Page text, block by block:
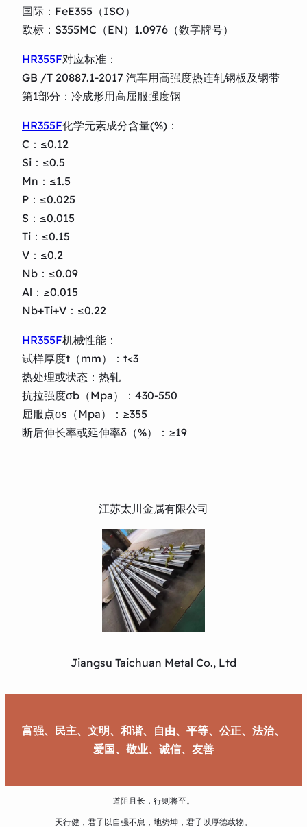
国际：FeE355（ISO）
欧标：S355MC（EN）1.0976（数字牌号）
HR355F对应标准：
GB /T 20887.1-2017 汽车用高强度热连轧钢板及钢带
第1部分：冷成形用高屈服强度钢
HR355F化学元素成分含量(%)：
C：≤0.12
Si：≤0.5
Mn：≤1.5
P：≤0.025
S：≤0.015
Ti：≤0.15
V：≤0.2
Nb：≤0.09
Al：≥0.015
Nb+Ti+V：≤0.22
HR355F机械性能：
试样厚度t（mm）：t<3
热处理或状态：热轧
抗拉强度σb（Mpa）：430-550
屈服点σs（Mpa）：≥355
断后伸长率或延伸率δ（%）：≥19
江苏太川金属有限公司
Jiangsu Taichuan Metal Co., Ltd
富强、民主、文明、和谐、自由、平等、公正、法治、
爱国、敬业、诚信、友善
道阻且长，行则将至。
天行健，君子以自强不息，地势坤，君子以厚德载物。